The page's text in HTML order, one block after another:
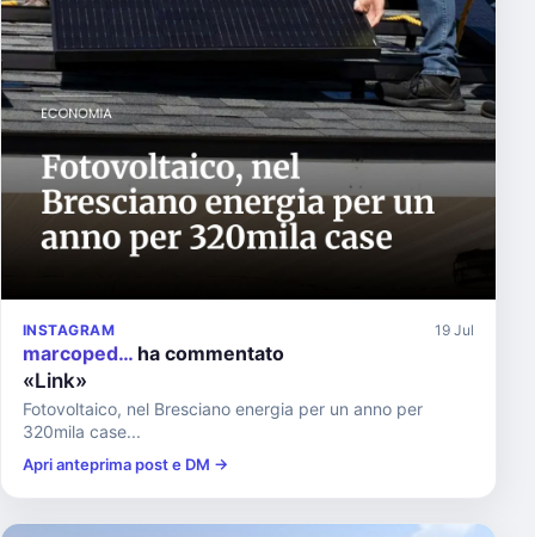
INSTAGRAM 19 Jul
marcoped… ha commentato
«Link»
Fotovoltaico, nel Bresciano energia per un anno per
320mila case...
Apri anteprima post e DM →